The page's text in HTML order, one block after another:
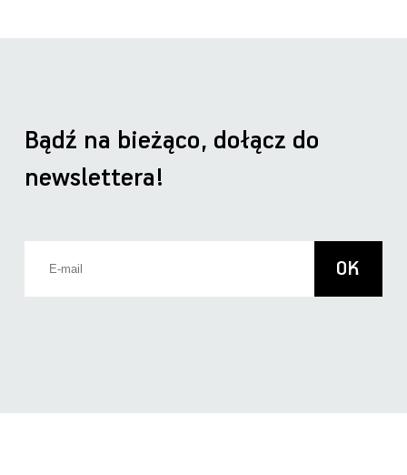
Bądź na bieżąco, dołącz do
newslettera!